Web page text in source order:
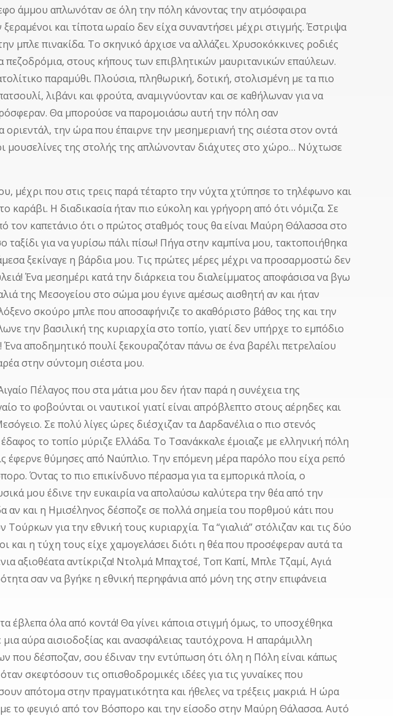
άμμου απλωνόταν σε όλη την πόλη κάνοντας την ατμόσφαιρα
και τίποτα ωραίο δεν είχα συναντήσει μέχρι στιγμής. Έστριψα
μπλε πινακίδα. Το σκηνικό άρχισε να αλλάζει. Χρυσοκόκκινες ροδιές
στους κήπους των επιβλητικών μαυριτανικών επαύλεων.
παραμύθι. Πλούσια, πληθωρική, δοτική, στολισμένη με τα πιο
λιβάνι και φρούτα, αναμιγνύονταν και σε καθήλωναν για να
Θα μπορούσε να παρομοιάσω αυτή την πόλη σαν
την ώρα που έπαιρνε την μεσημεριανή της σιέστα στον οντά
μουσελίνες της στολής της απλώνονταν διάχυτες στο χώρο… Νύχτωσε
μέχρι που στις τρεις παρά τέταρτο την νύχτα χτύπησε το τηλέφωνο και
καράβι. Η διαδικασία ήταν πιο εύκολη και γρήγορη από ότι νόμιζα. Σε
τον καπετάνιο ότι ο πρώτος σταθμός τους θα είναι Μαύρη Θάλασσα στο
για να γυρίσω πάλι πίσω! Πήγα στην καμπίνα μου, τακτοποιήθηκα
ξεκίναγε η βάρδια μου. Τις πρώτες μέρες μέχρι να προσαρμοστώ δεν
Ένα μεσημέρι κατά την διάρκεια του διαλείμματος αποφάσισα να βγω
της Μεσογείου στο σώμα μου έγινε αμέσως αισθητή αν και ήταν
σκούρο μπλε που αποσαφήνιζε το ακαθόριστο βάθος της και την
την βασιλική της κυριαρχία στο τοπίο, γιατί δεν υπήρχε το εμπόδιο
αποδημητικό πουλί ξεκουραζόταν πάνω σε ένα βαρέλι πετρελαίου
στην σύντομη σιέστα μου.
Πέλαγος που στα μάτια μου δεν ήταν παρά η συνέχεια της
το φοβούνται οι ναυτικοί γιατί είναι απρόβλεπτο στους αέρηδες και
Σε πολύ λίγες ώρες διέσχιζαν τα Δαρδανέλια ο πιο στενός
το τοπίο μύριζε Ελλάδα. Το Τσανάκκαλε έμοιαζε με ελληνική πόλη
έφερνε θύμησες από Ναύπλιο. Την επόμενη μέρα παρόλο που είχα ρεπό
Όντας το πιο επικίνδυνο πέρασμα για τα εμπορικά πλοία, ο
μου έδινε την ευκαιρία να απολαύσω καλύτερα την θέα από την
αν και η Ημισέληνος δέσποζε σε πολλά σημεία του πορθμού κάτι που
για την εθνική τους κυριαρχία. Τα “γιαλιά” στόλιζαν και τις δύο
και η τύχη τους είχε χαμογελάσει διότι η θέα που προσέφεραν αυτά τα
αξιοθέατα αντίκριζα! Ντολμά Μπαχτσέ, Τοπ Καπί, Μπλε Τζαμί, Αγιά
σαν να βγήκε η εθνική περηφάνια από μόνη της στην επιφάνεια
έβλεπα όλα από κοντά! Θα γίνει κάποια στιγμή όμως, το υποσχέθηκα
αύρα αισιοδοξίας και ανασφάλειας ταυτόχρονα. Η απαράμιλλη
που δέσποζαν, σου έδιναν την εντύπωση ότι όλη η Πόλη είναι κάπως
σκεφτόσουν τις οπισθοδρομικές ιδέες για τις γυναίκες που
απότομα στην πραγματικότητα και ήθελες να τρέξεις μακριά. Η ώρα
το φευγιό από τον Βόσπορο και την είσοδο στην Μαύρη Θάλασσα. Αυτό